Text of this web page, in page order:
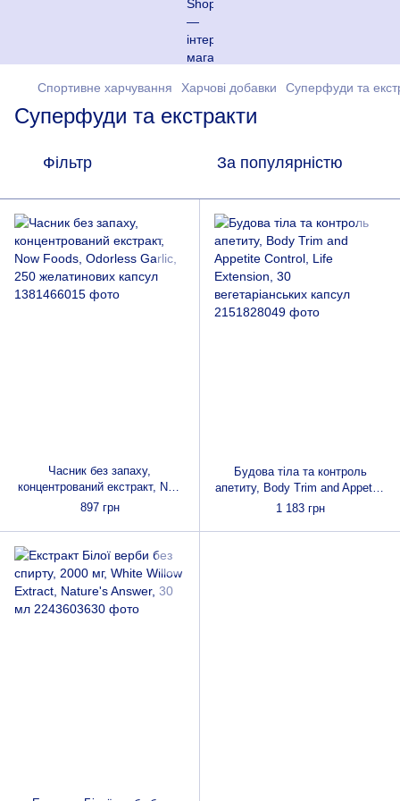
Спортивне харчування Харчові добавки Суперфуди та
Суперфуди та екстракти
Фільтр За популярністю
Часник без запаху,
концентрований екстракт, Now
Foods, Odorless Garlic, 250
желатинових капсул
897 грн
Будова тіла та контроль
апетиту, Body Trim and Appetite
Control, Life Extension, 30
1 183 грн